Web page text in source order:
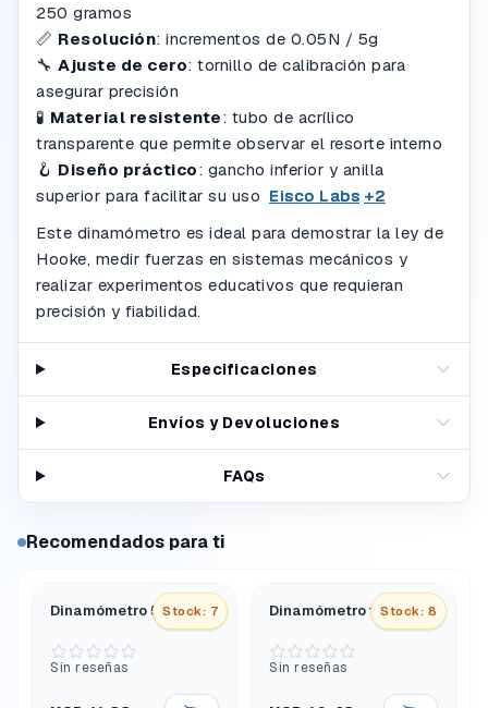
250 gramos
📏 Resolución: incrementos de 0.05N / 5g
🔧 Ajuste de cero: tornillo de calibración para
asegurar precisión
🧪 Material resistente: tubo de acrílico
transparente que permite observar el resorte interno
🪝 Diseño práctico: gancho inferior y anilla
superior para facilitar su uso Eisco Labs +2
Eisco Labs +2
Eisco Labs +2
Este dinamómetro es ideal para demostrar la ley de
Hooke, medir fuerzas en sistemas mecánicos y
realizar experimentos educativos que requieran
precisión y fiabilidad.
Especificaciones
Envíos y Devoluciones
FAQs
Recomendados para ti
Stock: 7
Dinamómetro 50N 5Kg
Sin reseñas
Stock: 8
Dinamómetro 10N 1Kg
Sin reseñas